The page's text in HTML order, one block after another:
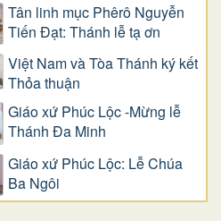
Tân linh mục Phêrô Nguyễn
Tiến Đạt: Thánh lễ tạ ơn
Việt Nam và Tòa Thánh ký kết
Thỏa thuận
Giáo xứ Phúc Lộc -Mừng lễ
Thánh Đa Minh
Giáo xứ Phúc Lộc: Lễ Chúa
Ba Ngôi